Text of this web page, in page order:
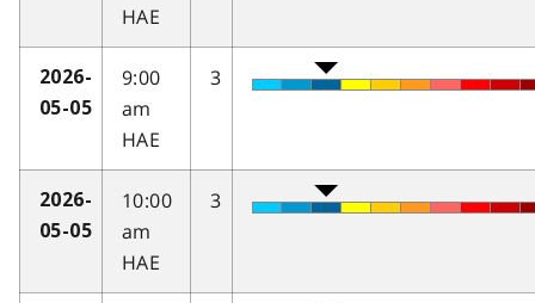
HAE
2026-
05-05
9:00
am
HAE
3
2026-
05-05
10:00
am
HAE
3